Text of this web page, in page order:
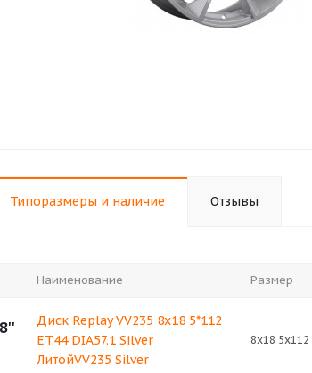
Типоразмеры и наличие Отзывы
Наименование Размер
Диск Replay VV235 8x18 5*112
ET44 DIA57.1 Silver
ЛитойVV235 Silver
8x18 5x112